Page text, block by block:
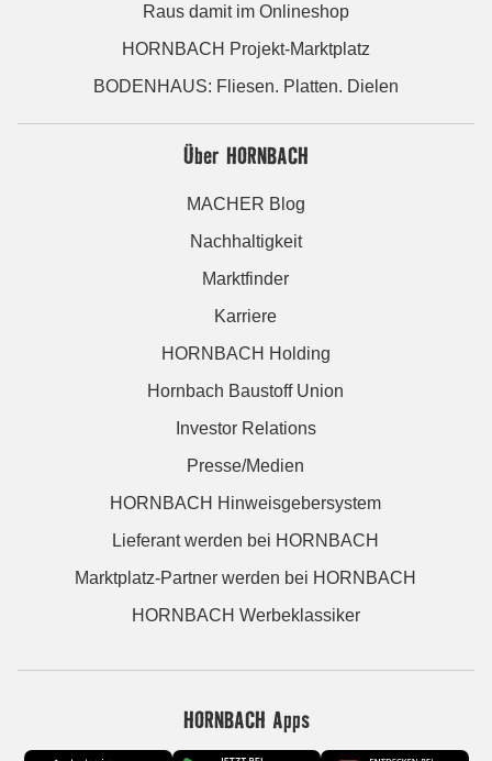
Raus damit im Onlineshop
HORNBACH Projekt-Marktplatz
BODENHAUS: Fliesen. Platten. Dielen
Über HORNBACH
MACHER Blog
Nachhaltigkeit
Marktfinder
Karriere
HORNBACH Holding
Hornbach Baustoff Union
Investor Relations
Presse/Medien
HORNBACH Hinweisgebersystem
Lieferant werden bei HORNBACH
Marktplatz-Partner werden bei HORNBACH
HORNBACH Werbeklassiker
HORNBACH Apps